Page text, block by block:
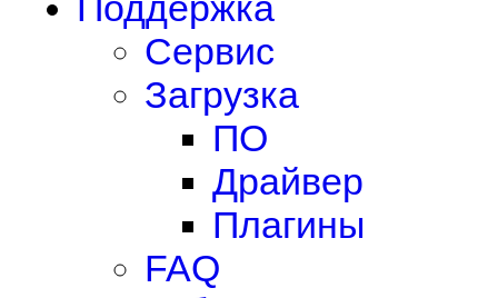
Сервис
Загрузка
ПО
Драйвер
Плагины
FAQ